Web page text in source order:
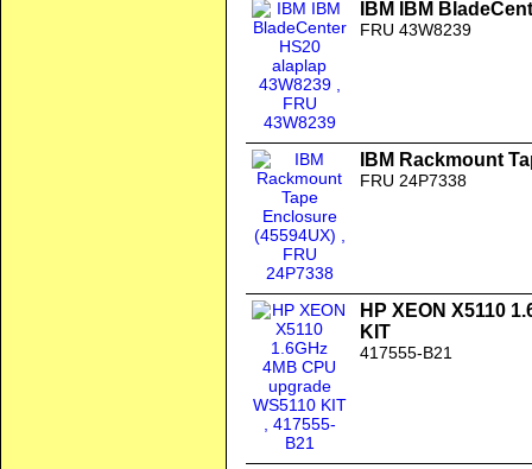
IBM IBM
FRU 43W8239
IBM Rackmount
FRU 24P7338
HP XEON X5110
KIT
417555-B21